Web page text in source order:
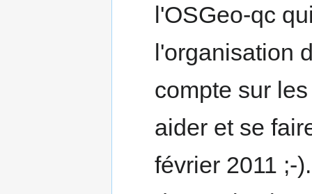
l'OSGeo-qc
l'organisation
compte sur
aider et se
février 2011 ;-